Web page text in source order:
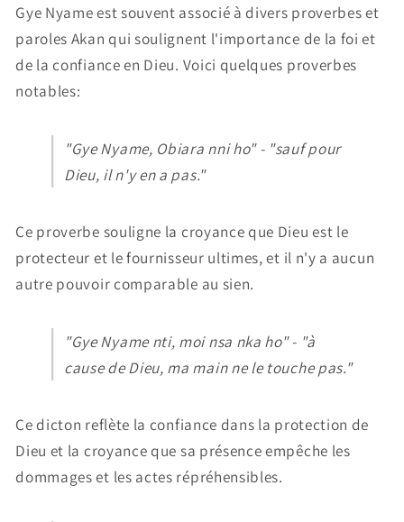
Gye Nyame est souvent associé à divers proverbes et
paroles Akan qui soulignent l'importance de la foi et
de la confiance en Dieu. Voici quelques proverbes
notables:
"Gye Nyame, Obiara nni ho" - "sauf pour
Dieu, il n'y en a pas."
Ce proverbe souligne la croyance que Dieu est le
protecteur et le fournisseur ultimes, et il n'y a aucun
autre pouvoir comparable au sien.
"Gye Nyame nti, moi nsa nka ho" - "à
cause de Dieu, ma main ne le touche pas."
Ce dicton reflète la confiance dans la protection de
Dieu et la croyance que sa présence empêche les
dommages et les actes répréhensibles.